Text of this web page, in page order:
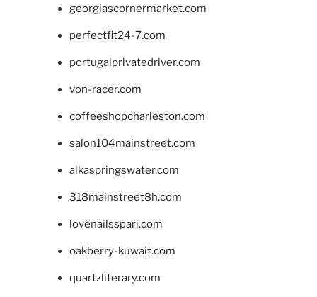
georgiascornermarket.com
perfectfit24-7.com
portugalprivatedriver.com
von-racer.com
coffeeshopcharleston.com
salon104mainstreet.com
alkaspringswater.com
318mainstreet8h.com
lovenailsspari.com
oakberry-kuwait.com
quartzliterary.com